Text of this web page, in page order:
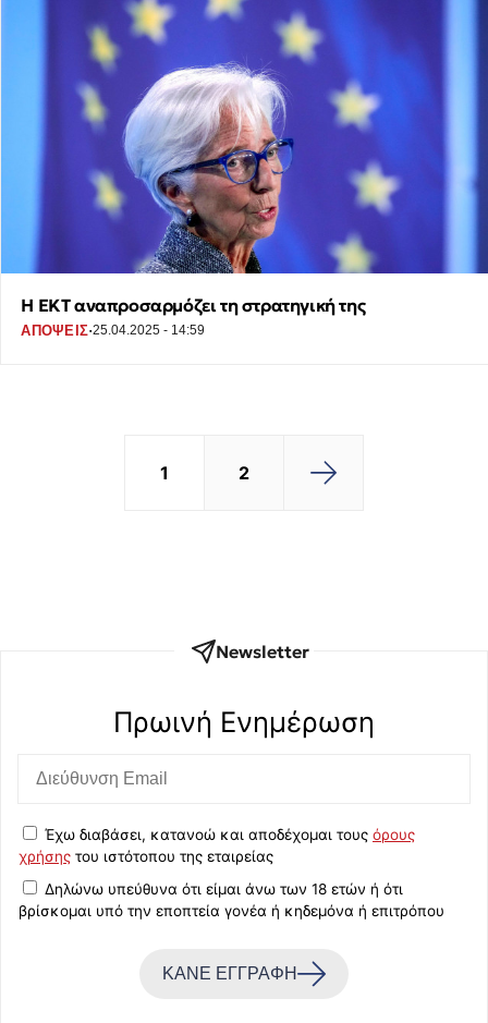
Η ΕΚΤ αναπροσαρμόζει τη στρατηγική της
ΑΠΟΨΕΙΣ·25.04.2025 - 14:59
1 2
Newsletter
Πρωινή Eνημέρωση
Έχω διαβάσει, κατανοώ και αποδέχομαι τους όρους
χρήσης του ιστότοπου της εταιρείας
Δηλώνω υπεύθυνα ότι είμαι άνω των 18 ετών ή ότι
βρίσκομαι υπό την εποπτεία γονέα ή κηδεμόνα ή επιτρόπου
ΚΑΝΕ ΕΓΓΡΑΦΗ